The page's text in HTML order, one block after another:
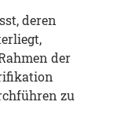
deren
der
zu